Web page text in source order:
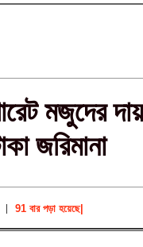
মজুদের
জরিমানা
|
91 বার পড়া হয়েছে